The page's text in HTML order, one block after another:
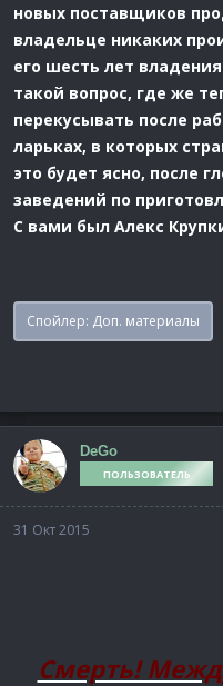
новых поставщиков
владельце никаких
его шесть лет
такой вопрос, где же
перекусывать после
ларьках, в которых
это будет ясно, после
заведений по
С вами был Алекс
Спойлер: Доп. материалы
DeGo
ПОЛЬЗОВАТЕЛЬ
31 Окт 2015
Смерть!